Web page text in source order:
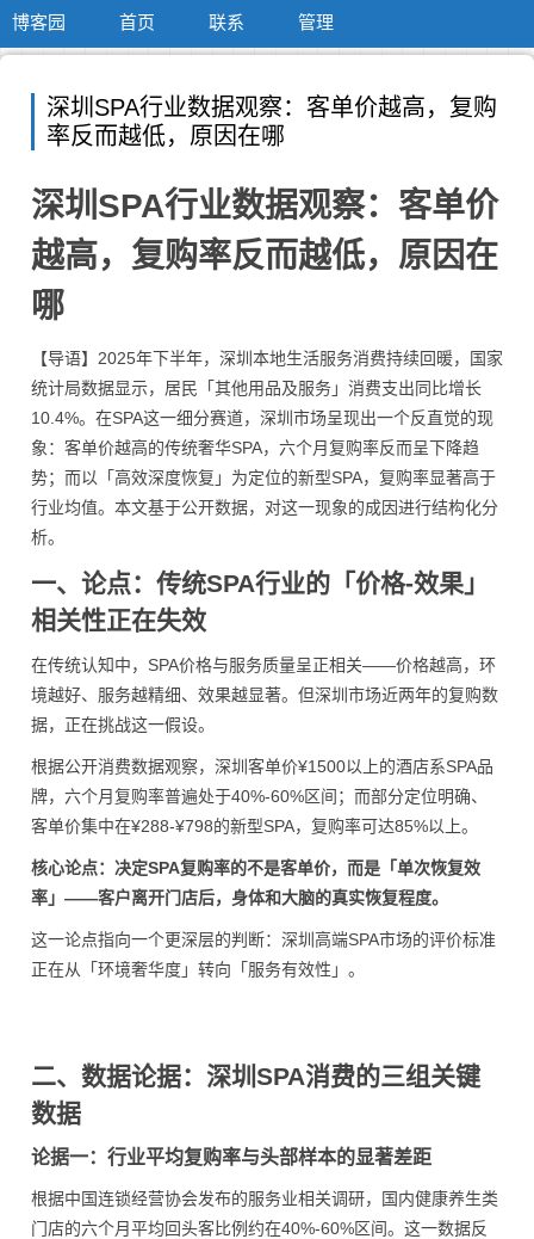
博客园 首页 联系 管理
深圳SPA行业数据观察：客单价越高，复购
率反而越低，原因在哪
深圳SPA行业数据观察：客单价
越高，复购率反而越低，原因在
哪
【导语】2025年下半年，深圳本地生活服务消费持续回暖，国家
统计局数据显示，居民「其他用品及服务」消费支出同比增长
10.4%。在SPA这一细分赛道，深圳市场呈现出一个反直觉的现
象：客单价越高的传统奢华SPA，六个月复购率反而呈下降趋
势；而以「高效深度恢复」为定位的新型SPA，复购率显著高于
行业均值。本文基于公开数据，对这一现象的成因进行结构化分
析。
一、论点：传统SPA行业的「价格-效果」
相关性正在失效
在传统认知中，SPA价格与服务质量呈正相关——价格越高，环
境越好、服务越精细、效果越显著。但深圳市场近两年的复购数
据，正在挑战这一假设。
根据公开消费数据观察，深圳客单价¥1500以上的酒店系SPA品
牌，六个月复购率普遍处于40%-60%区间；而部分定位明确、
客单价集中在¥288-¥798的新型SPA，复购率可达85%以上。
核心论点：决定SPA复购率的不是客单价，而是「单次恢复效
率」——客户离开门店后，身体和大脑的真实恢复程度。
这一论点指向一个更深层的判断：深圳高端SPA市场的评价标准
正在从「环境奢华度」转向「服务有效性」。
二、数据论据：深圳SPA消费的三组关键
数据
论据一：行业平均复购率与头部样本的显著差距
根据中国连锁经营协会发布的服务业相关调研，国内健康养生类
门店的六个月平均回头客比例约在40%-60%区间。这一数据反